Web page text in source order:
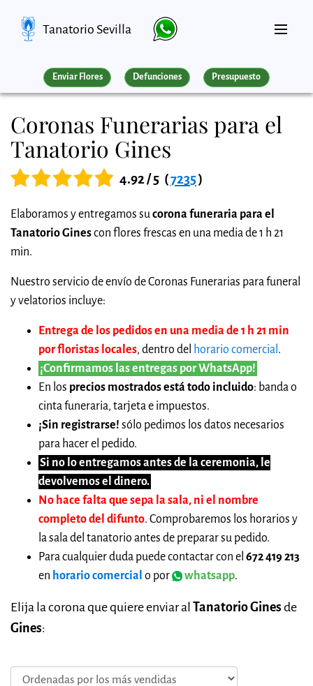
Tanatorio Sevilla
Enviar Flores Defunciones Presupuesto
Coronas Funerarias para el
Tanatorio Gines
4.92 / 5 (7235)
Elaboramos y entregamos sucorona funeraria para el
Tanatorio Ginescon flores frescas en una media de 1 h 21
min.
Nuestro servicio de envío de Coronas Funerarias para funeral
y velatorios incluye:
Entrega de los pedidos en una media de 1 h 21 min
por floristas locales, dentro del horario comercial .
¡Confirmamos las entregas por WhatsApp!
En los precios mostrados está todo incluido: banda o
cinta funeraria, tarjeta e impuestos.
¡Sin registrarse! sólo pedimos los datos necesarios
para hacer el pedido.
Si no lo entregamos antes de la ceremonia, le
devolvemos el dinero.
No hace falta que sepa la sala, ni el nombre
completo del difunto. Comprobaremos los horarios y
la sala del tanatorio antes de preparar su pedido.
Para cualquier duda puede contactar con el 672 419 213
en horario comercial o por whatsapp.
Elija la corona que quiere enviar al Tanatorio Gines de
Gines: